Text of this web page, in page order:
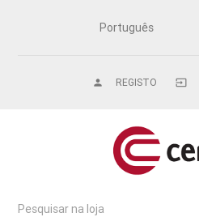
REGISTO
person input
Pesquisar na loja